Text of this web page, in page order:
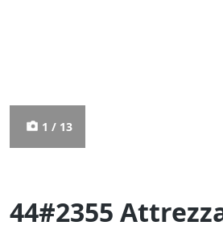
1 / 13
44#2355